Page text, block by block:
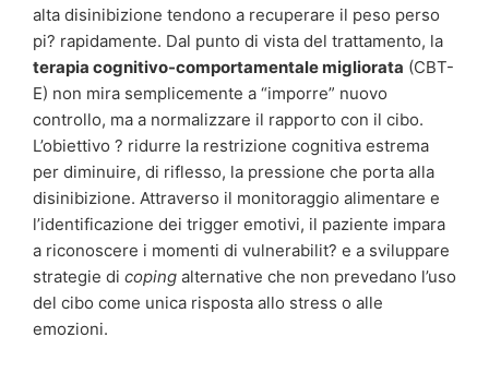
alta disinibizione tendono a recuperare il peso perso
pi? rapidamente. Dal punto di vista del trattamento, la
terapia cognitivo-comportamentale migliorata (CBT-
E) non mira semplicemente a “imporre” nuovo
controllo, ma a normalizzare il rapporto con il cibo.
L’obiettivo ? ridurre la restrizione cognitiva estrema
per diminuire, di riflesso, la pressione che porta alla
disinibizione. Attraverso il monitoraggio alimentare e
l’identificazione dei trigger emotivi, il paziente impara
a riconoscere i momenti di vulnerabilit? e a sviluppare
strategie di coping alternative che non prevedano l’uso
del cibo come unica risposta allo stress o alle
emozioni.